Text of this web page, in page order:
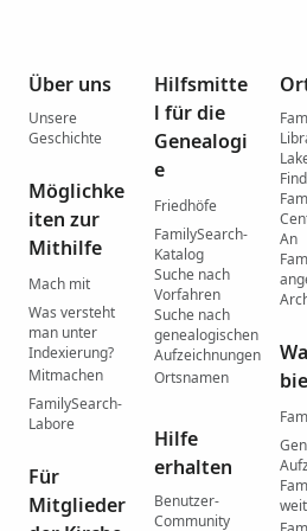
Über uns
Unsere
Geschichte
Möglichke
iten zur
Mithilfe
Mach mit
Was versteht
man unter
Indexierung?
Mitmachen
FamilySearch-
Labore
Für
Mitglieder
Hilfsmitte
l für die
Genealogi
e
Friedhöfe
FamilySearch-
Katalog
Suche nach
Vorfahren
Suche nach
genealogischen
Aufzeichnungen
Ortsnamen
Hilfe
erhalten
Benutzer-
Community
An